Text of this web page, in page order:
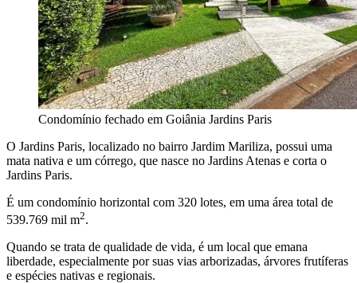
Condomínio fechado em Goiânia Jardins Paris
O Jardins Paris, localizado no bairro Jardim Mariliza, possui uma
mata nativa e um córrego, que nasce no Jardins Atenas e corta o
Jardins Paris.
É um condomínio horizontal com 320 lotes, em uma área total de
539.769 mil m2.
Quando se trata de qualidade de vida, é um local que emana
liberdade, especialmente por suas vias arborizadas, árvores frutíferas
e espécies nativas e regionais.